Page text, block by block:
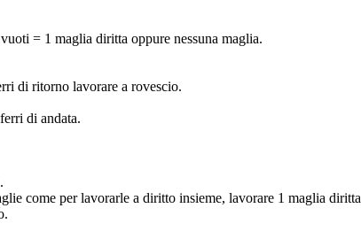
= 1 maglia diritta oppure nessuna maglia.
di ritorno lavorare a rovescio.
di andata.
come per lavorarle a diritto insieme, lavorare 1 maglia diritta